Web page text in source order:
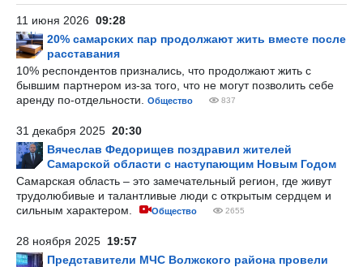
11 июня 2026 09:28
20% самарских пар продолжают жить вместе после
расставания
10% респондентов признались, что продолжают жить с
бывшим партнером из-за того, что не могут позволить себе
аренду по-отдельности.
Общество 837
31 декабря 2025 20:30
Вячеслав Федорищев поздравил жителей
Самарской области с наступающим Новым Годом
Самарская область – это замечательный регион, где живут
трудолюбивые и талантливые люди с открытым сердцем и
сильным характером.
Общество 2655
28 ноября 2025 19:57
Представители МЧС Волжского района провели